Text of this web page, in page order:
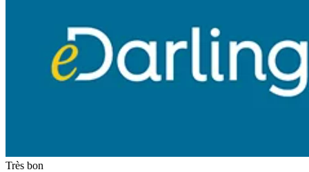
Très bon